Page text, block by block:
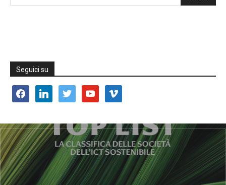
Seguici su
facebooklinkedin twitter youtube vimeo